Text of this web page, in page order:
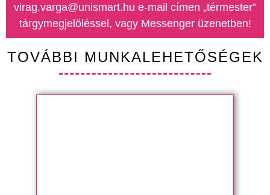
virag.varga@unismart.hu e-mail címen „térmester”
tárgymegjelöléssel, vagy Messenger üzenetben!
TOVÁBBI MUNKALEHETŐSÉGEK